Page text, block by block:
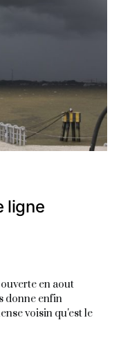
ligne
en aout
donne enfin
voisin qu'est le